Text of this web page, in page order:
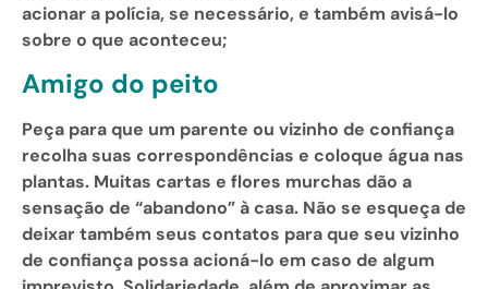
acionar a polícia, se necessário, e também avisá-lo
sobre o que aconteceu;
Amigo do peito
Peça para que um parente ou vizinho de confiança
recolha suas correspondências e coloque água nas
plantas. Muitas cartas e flores murchas dão a
sensação de “abandono” à casa. Não se esqueça de
deixar também seus contatos para que seu vizinho
de confiança possa acioná-lo em caso de algum